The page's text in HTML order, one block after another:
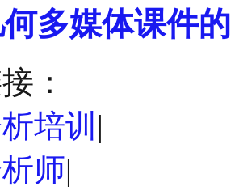
多媒体课件
：
培训 |
师|